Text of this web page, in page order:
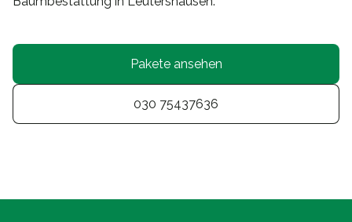
Pakete ansehen
030 75437636